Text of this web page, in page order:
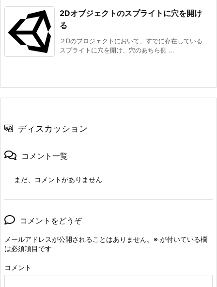
2Dオブジェクトのスプライトに穴を開け
る
２Dのプロジェクトにおいて、すでに存在している
スプライトに穴を開け、穴のあちら側 ...
ディスカッション
コメント一覧
まだ、コメントがありません
コメントをどうぞ
メールアドレスが公開されることはありません。 ※ が付いている欄
は必須項目です
コメント